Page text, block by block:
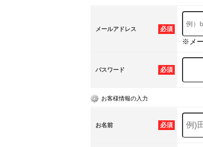
必須
メールアドレス
※メ
必須
パスワード
お客様情報の入力
必須
お名前